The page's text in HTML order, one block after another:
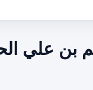
بن علي